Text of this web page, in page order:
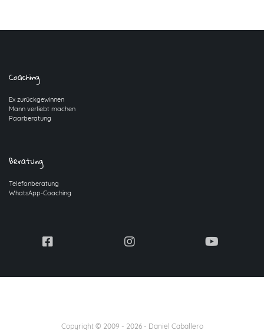
Coaching
Ex zurückgewinnen
Mann verliebt machen
Paarberatung
Beratung
Telefonberatung
WhatsApp-Coaching
Copyright © 2009 - 2026- Daniel Caballero